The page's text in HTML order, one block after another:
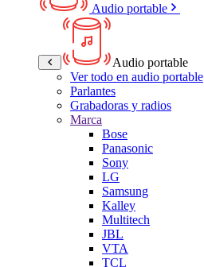
Audio portable
Audio portable
Ver todo en audio portable
Parlantes
Grabadoras y radios
Marca
Bose
Panasonic
Sony
LG
Samsung
Kalley
Multitech
JBL
VTA
TCL